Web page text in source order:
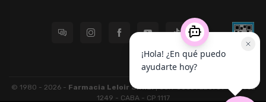
© 1980 - 2026 - Farmacia Leloir S.R.L.| CUIT 33609220789 - Larrea
1249 - CABA - CP 1117